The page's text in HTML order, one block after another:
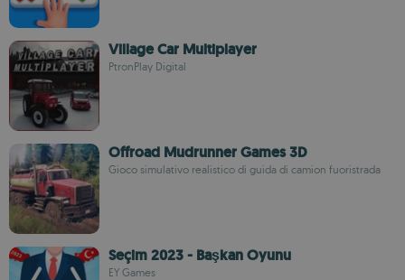
Village Car Multiplayer
PtronPlay Digital
Offroad Mudrunner Games 3D
Gioco simulativo realistico di guida di camion fuoristrada
Seçim 2023 - Başkan Oyunu
EY Games